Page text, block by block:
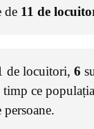
de 11 de
de locuitori, 6
ce
persoane.